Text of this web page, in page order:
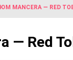
MANCERA — RED
— Red